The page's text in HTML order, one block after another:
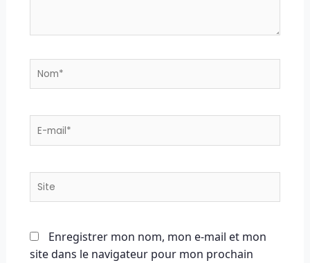
Nom*
E-
Site
Enregistrer mon nom, mon e-mail et mon
site dans le navigateur pour mon prochain